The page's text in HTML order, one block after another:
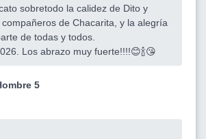
sobretodo la calidez de Dito y
de Chacarita, y la alegría
de todas y todos.
Los abrazo muy fuerte!!!!😊🍾😘
5